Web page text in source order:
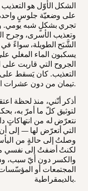
الشكل الأوّل هو
على وضعيّة جلوسٍ
تجري بشكلٍ شبه يومي.
وتعذيب الأسرى، وجرح
الشَّبَح الطويلة، سواءً في
يسكبون الماء المغلي
الجروح التي قاربت على
التعذيب. كان يَسقط
تيمان من دون عشرات الجروح.
أذكر أنّني، منذ لحظة
لتوثيق كلّ ما أمرّ به،
نتعرّض له من انتهاكاتٍ
التي أتعرّض لها —
وصلتُ إلى حالةٍ من
لكنتُ أضفتُ إلى نفسي
والكسر دون أيّ سبب،
المجتمعات أو
بالديمقراطية.